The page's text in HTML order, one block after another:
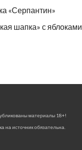
«Серпантин»
шапка» с яблоками
материалы 18+!
на источник обязательна.